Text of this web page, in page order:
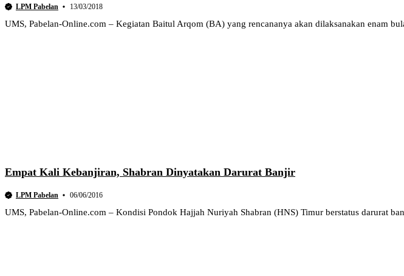
LPM Pabelan 13/03/2018
UMS, Pabelan-Online.com – Kegiatan Baitul Arqom (BA) yang rencananya akan dilaksanakan enam
Empat Kali Kebanjiran, Shabran Dinyatakan Darurat Banjir
LPM Pabelan 06/06/2016
UMS, Pabelan-Online.com – Kondisi Pondok Hajjah Nuriyah Shabran (HNS) Timur berstatus darurat